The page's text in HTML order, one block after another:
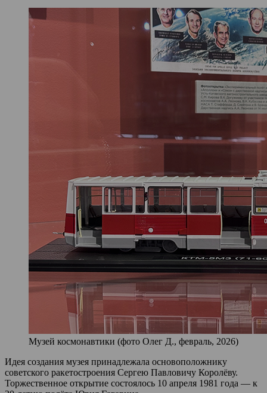
Музей космонавтики (фото Олег Д., февраль, 2026)
Идея создания музея принадлежала основоположнику
советского ракетостроения Сергею Павловичу Королёву.
Торжественное открытие состоялось 10 апреля 1981 года — к